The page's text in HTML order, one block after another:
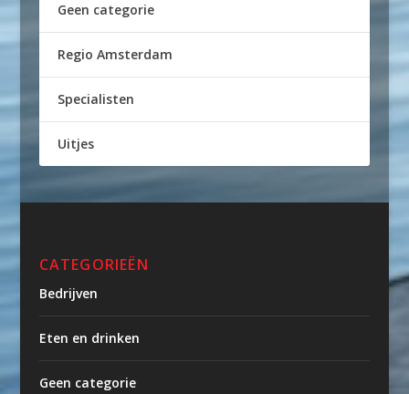
Geen categorie
Regio Amsterdam
Specialisten
Uitjes
CATEGORIEËN
Bedrijven
Eten en drinken
Geen categorie